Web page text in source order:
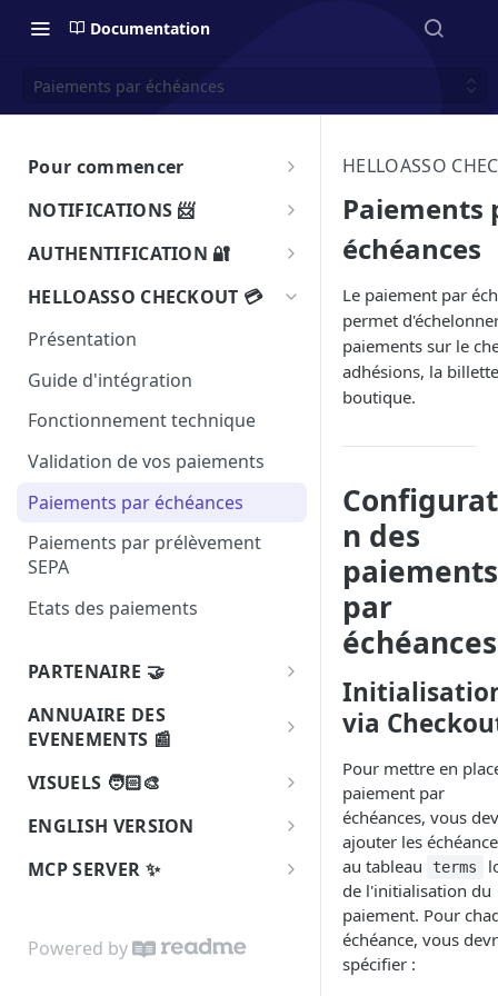
Documentation
Paiements par échéances
Pour commencer
Introduction à l'API de
HelloAsso ▶️
Tester votre intégration 🧪
Intégration en iframe
Accessibilité 🤝
Limite d'appels API
Pagination
SDK - Kits de développements
NOTIFICATIONS 📨
Introduction aux notifications
Vérifier l'authenticité
formulaire de don
Paiement autorisé sur un
checkout
Commande créée sur un
formulaire de don
Commandes créée sur un
échéances
Formulaire de don créé
Changement de nom d'une
association
Paiement remboursé
Remboursement échoué
AUTHENTIFICATION 🔐
Obtenir une clé API 🔑
S'authentifier pour utiliser l'API
Privilèges et Rôles
HELLOASSO CHECKOUT 💳
Présentation
Guide d'intégration
Fonctionnement technique
Validation de vos paiements
Paiements par échéances
Paiements par prélèvement
SEPA
Etats des paiements
PARTENAIRE 🤝
Devenir partenaire
Méthodes de connexion aux
associations
ANNUAIRE DES
EVENEMENTS 📰
Consommation des évènements
associatifs HA
VISUELS 🧑🏻‍🎨
Bouton: Se Connecter avec
HelloAsso
Bouton: Payer avec HelloAsso
ENGLISH VERSION
API Overview
MCP SERVER ✨
Powered by
HELLOASSO
Paiements
échéances
Le paiement par
permet
paiements sur le
adhésions, la
boutique.
n des
paiements
par
échéances
via
Pour mettre en
paiement par
échéances, vous
ajouter les
au tableau
terms
de l'initialisation du
paiement. Pour
échéance, vous
spécifier :